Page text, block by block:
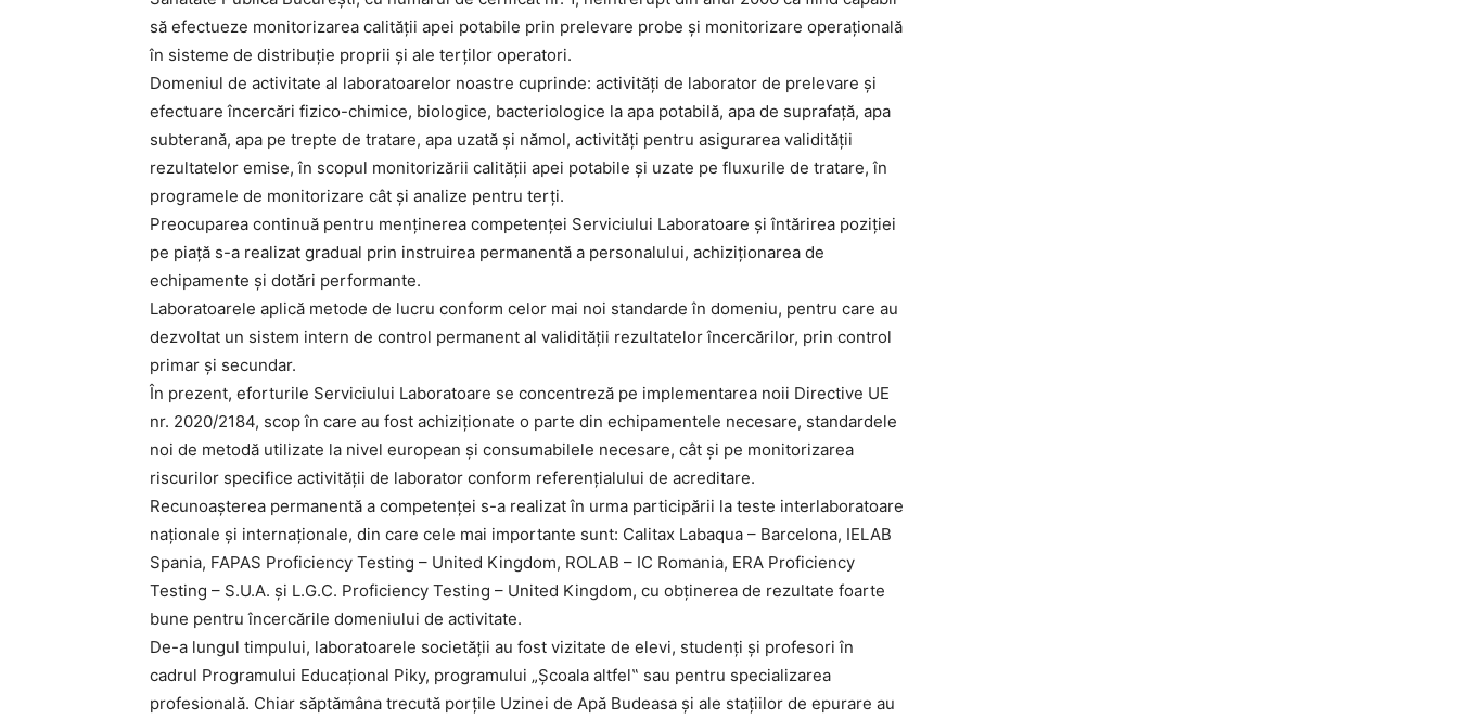
să efectueze monitorizarea calităţii apei potabile prin prelevare probe şi monitorizare operaţională
în sisteme de distribuţie proprii şi ale terţilor operatori.
Domeniul de activitate al laboratoarelor noastre cuprinde: activităţi de laborator de prelevare şi
efectuare încercări fizico-chimice, biologice, bacteriologice la apa potabilă, apa de suprafaţă, apa
subterană, apa pe trepte de tratare, apa uzată şi nămol, activităţi pentru asigurarea validităţii
rezultatelor emise, în scopul monitorizării calităţii apei potabile şi uzate pe fluxurile de tratare, în
programele de monitorizare cât şi analize pentru terţi.
Preocuparea continuă pentru menţinerea competenţei Serviciului Laboratoare şi întărirea poziţiei
pe piaţă s-a realizat gradual prin instruirea permanentă a personalului, achiziţionarea de
echipamente şi dotări performante.
Laboratoarele aplică metode de lucru conform celor mai noi standarde în domeniu, pentru care au
dezvoltat un sistem intern de control permanent al validităţii rezultatelor încercărilor, prin control
primar şi secundar.
În prezent, eforturile Serviciului Laboratoare se concentreză pe implementarea noii Directive UE
nr. 2020/2184, scop în care au fost achiziţionate o parte din echipamentele necesare, standardele
noi de metodă utilizate la nivel european şi consumabilele necesare, cât şi pe monitorizarea
riscurilor specifice activităţii de laborator conform referenţialului de acreditare.
Recunoaşterea permanentă a competenţei s-a realizat în urma participării la teste interlaboratoare
naţionale şi internaţionale, din care cele mai importante sunt: Calitax Labaqua – Barcelona, IELAB
Spania, FAPAS Proficiency Testing – United Kingdom, ROLAB – IC Romania, ERA Proficiency
Testing – S.U.A. şi L.G.C. Proficiency Testing – United Kingdom, cu obţinerea de rezultate foarte
bune pentru încercările domeniului de activitate.
De-a lungul timpului, laboratoarele societăţii au fost vizitate de elevi, studenţi şi profesori în
cadrul Programului Educaţional Piky, programului „Şcoala altfel‟ sau pentru specializarea
profesională. Chiar săptămâna trecută porţile Uzinei de Apă Budeasa şi ale staţiilor de epurare au